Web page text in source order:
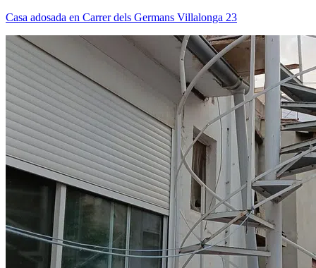
Casa adosada en Carrer dels Germans Villalonga 23